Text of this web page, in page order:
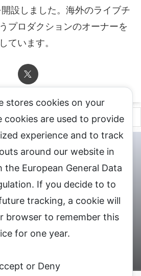
設しました。海外のライブチ
プロダクションのオーナーを
しています。
DXLIVE求人.comへお問合せ
DXLIVE 退
式サイト
ャットレディ求人情報サイト
stores cookies on your
cookies are used to provide
experience and to track
around our website in
the European General Data
If you decide to to
tracking, a cookie will
browser to remember this
for one year.
or Deny